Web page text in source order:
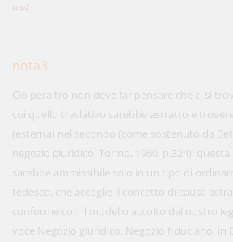
top2
nota3
Ciò peraltro non deve far pensare che ci si
cui quello traslativo sarebbe astratto e
(esterna) nel secondo (come sostenuto da
negozio giuridico, Torino, 1960, p.324):
sarebbe ammissibile solo in un tipo di
tedesco, che accoglie il concetto di causa
conforme con il modello accolto dal nostro
voce Negozio giuridico. Negozio fiduciario, in